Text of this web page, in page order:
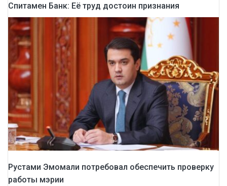
Спитамен Банк: Её труд достоин признания
Рустами Эмомали потребовал обеспечить проверку
работы мэрии